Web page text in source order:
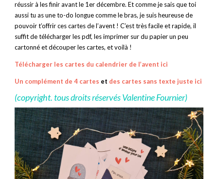
réussir à les finir avant le 1er décembre. Et comme je sais que toi
aussi tu as une to-do longue comme le bras, je suis heureuse de
pouvoir t’offrir ces cartes de l’avent ! C’est très facile et rapide, il
suffit de télécharger les pdf, les imprimer sur du papier un peu
cartonné et découper les cartes, et voilà !
Télécharger les cartes du calendrier de l’avent ici
Un complément de 4 cartes et des cartes sans texte juste ici
(copyright. tous droits réservés Valentine Fournier)